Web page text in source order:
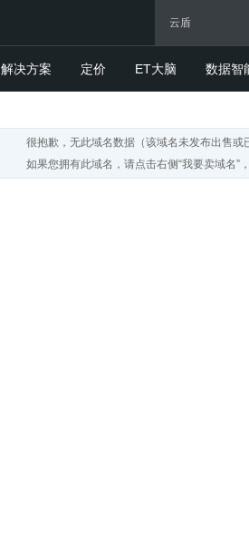
解决方案 定价 ET大脑 数据智
很抱歉，无此域名数据（该域名未发布出售或
如果您拥有此域名，请点击右侧“我要卖域名”